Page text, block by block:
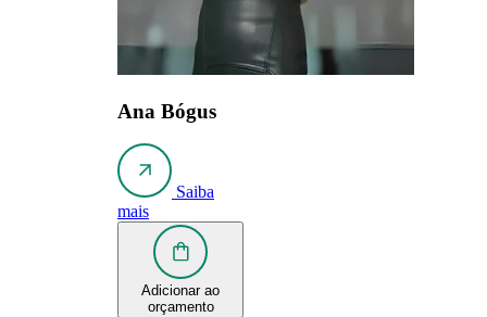
Ana Bógus
Saiba
mais
Adicionar ao
orçamento